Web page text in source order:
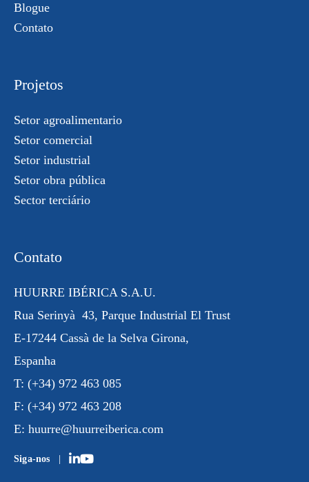
Blogue
Contato
Projetos
Setor agroalimentario
Setor comercial
Setor industrial
Setor obra pública
Sector terciário
Contato
HUURRE IBÉRICA S.A.U.
Rua Serinyà 43, Parque Industrial El Trust
E-17244 Cassà de la Selva Girona,
Espanha
T: (+34) 972 463 085
F: (+34) 972 463 208
E: huurre@huurreiberica.com
Siga-nos